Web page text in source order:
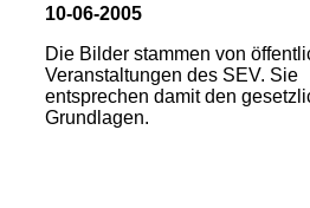
10-06-2005
Die Bilder stammen von
Veranstaltungen des SEV. Sie
entsprechen damit den
Grundlagen.